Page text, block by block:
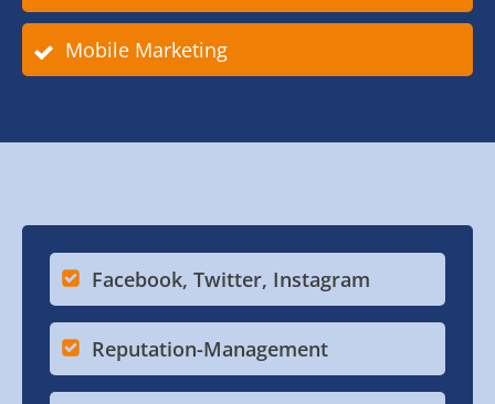
Mobile Marketing
Facebook, Twitter, Instagram
Reputation-Management